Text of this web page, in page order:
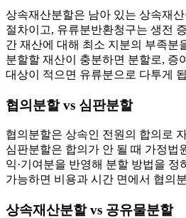
상속재산분할은 남아 있는 상속재
절차이고, 유류분반환청구는 생전
간 재산에 대해 최소 지분의 부족분
분할할 재산이 충분하면 분할로, 증
대상이 적으면 유류분으로 다투게
협의분할 vs 심판분할
협의분할은 상속인 전원의 합의로
심판분할은 합의가 안 될 때 가정법
익·기여분을 반영해 분할 방법을 정
가능하면 비용과 시간 면에서 협의
상속재산분할 vs 공유물분할